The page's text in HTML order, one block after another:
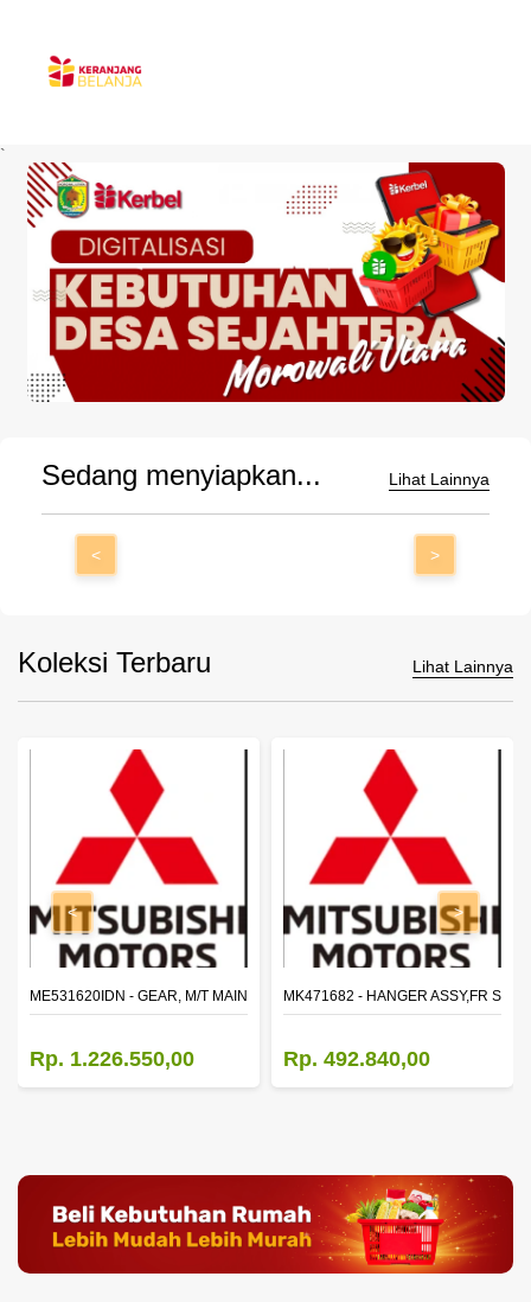
`
Sedang menyiapkan... Lihat Lainnya
< >
Koleksi Terbaru Lihat Lainnya
2ND SPEED (M035S5)
ME531620IDN - GEAR, M/T MAIN SHAFT REVERSE
Rp. 1.226.550,00
MK471682 - HANGER ASSY,FR
Rp. 492.840,00
< >